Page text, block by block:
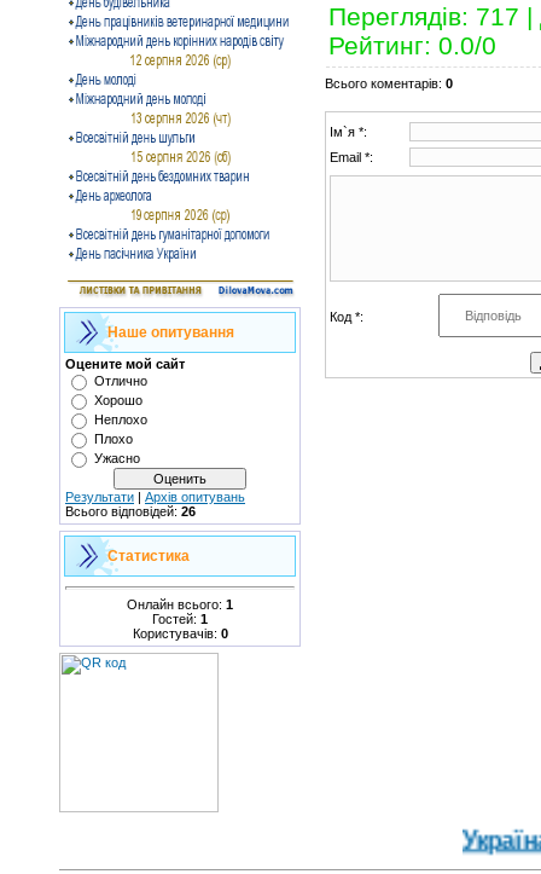
Наше опитування
Оцените мой сайт
Отлично
Хорошо
Неплохо
Плохо
Ужасно
Результати | Архів опитувань
Всього відповідей: 26
Статистика
Онлайн всього: 1
Гостей: 1
Користувачів: 0
Переглядів: 717 |
Рейтинг: 0.0/0
Всього коментарів: 0
Ім`я *:
Email *:
Код *: